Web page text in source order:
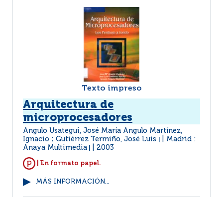
Texto impreso
Arquitectura de
microprocesadores
Angulo Usategui, José María Angulo Martínez,
Ignacio ; Gutiérrez Termiño, José Luis
Madrid :
Anaya Multimedia
2003
| En formato papel.
MÁS INFORMACIÓN...